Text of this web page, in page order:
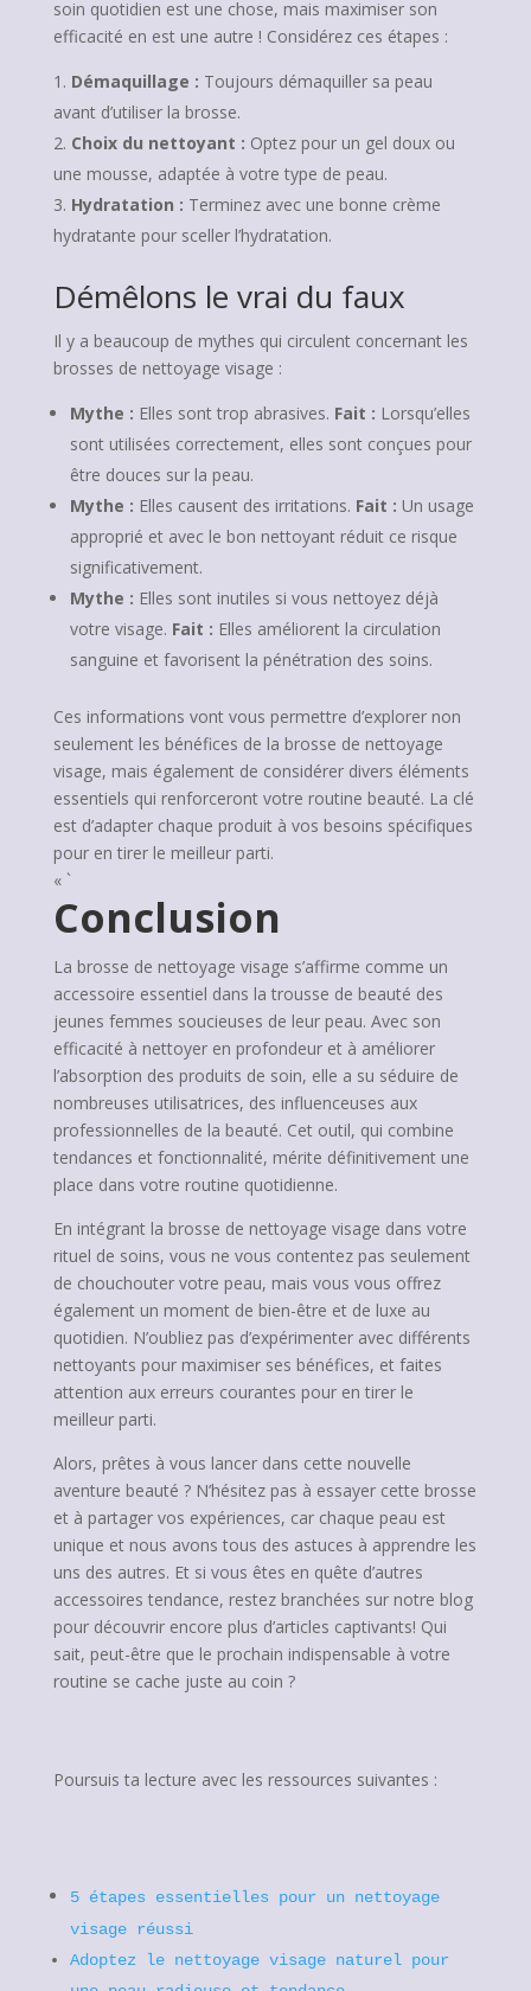
soin quotidien est une chose, mais maximiser son
efficacité en est une autre ! Considérez ces étapes :
Démaquillage : Toujours démaquiller sa peau
avant d’utiliser la brosse.
Choix du nettoyant : Optez pour un gel doux ou
une mousse, adaptée à votre type de peau.
Hydratation : Terminez avec une bonne crème
hydratante pour sceller l’hydratation.
Démêlons le vrai du faux
Il y a beaucoup de mythes qui circulent concernant les
brosses de nettoyage visage :
Mythe : Elles sont trop abrasives. Fait : Lorsqu’elles
sont utilisées correctement, elles sont conçues pour
être douces sur la peau.
Mythe : Elles causent des irritations. Fait : Un usage
approprié et avec le bon nettoyant réduit ce risque
significativement.
Mythe : Elles sont inutiles si vous nettoyez déjà
votre visage. Fait : Elles améliorent la circulation
sanguine et favorisent la pénétration des soins.
Ces informations vont vous permettre d’explorer non
seulement les bénéfices de la brosse de nettoyage
visage, mais également de considérer divers éléments
essentiels qui renforceront votre routine beauté. La clé
est d’adapter chaque produit à vos besoins spécifiques
pour en tirer le meilleur parti.
« `
Conclusion
La brosse de nettoyage visage s’affirme comme un
accessoire essentiel dans la trousse de beauté des
jeunes femmes soucieuses de leur peau. Avec son
efficacité à nettoyer en profondeur et à améliorer
l’absorption des produits de soin, elle a su séduire de
nombreuses utilisatrices, des influenceuses aux
professionnelles de la beauté. Cet outil, qui combine
tendances et fonctionnalité, mérite définitivement une
place dans votre routine quotidienne.
En intégrant la brosse de nettoyage visage dans votre
rituel de soins, vous ne vous contentez pas seulement
de chouchouter votre peau, mais vous vous offrez
également un moment de bien-être et de luxe au
quotidien. N’oubliez pas d’expérimenter avec différents
nettoyants pour maximiser ses bénéfices, et faites
attention aux erreurs courantes pour en tirer le
meilleur parti.
Alors, prêtes à vous lancer dans cette nouvelle
aventure beauté ? N’hésitez pas à essayer cette brosse
et à partager vos expériences, car chaque peau est
unique et nous avons tous des astuces à apprendre les
uns des autres. Et si vous êtes en quête d’autres
accessoires tendance, restez branchées sur notre blog
pour découvrir encore plus d’articles captivants! Qui
sait, peut-être que le prochain indispensable à votre
routine se cache juste au coin ?
Poursuis ta lecture avec les ressources suivantes :
5 étapes essentielles pour un nettoyage
visage réussi
Adoptez le nettoyage visage naturel pour